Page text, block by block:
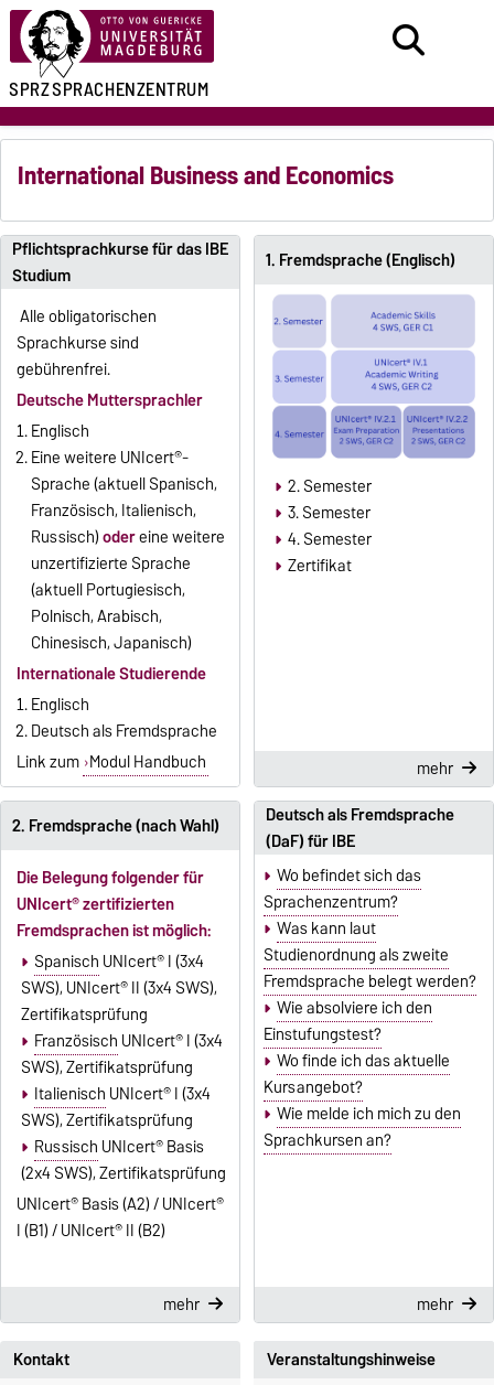
SPRZSPRACHENZENTRUM
International Business and Economics
Pflichtsprachkurse für das IBE
Studium
Alle obligatorischen
Sprachkurse sind
gebührenfrei.
Deutsche Muttersprachler
Englisch
Eine weitere UNIcert®-
Sprache (aktuell Spanisch,
Französisch, Italienisch,
Russisch)odereine weitere
unzertifizierte Sprache
(aktuell Portugiesisch,
Polnisch, Arabisch,
Chinesisch, Japanisch)
Internationale Studierende
Englisch
Deutsch als Fremdsprache
Link zum Modul Handbuch
1. Fremdsprache (Englisch)
2. Semester
3. Semester
4. Semester
Zertifikat
mehr
2. Fremdsprache (nach Wahl)
Die Belegung folgender für
UNIcert®zertifizierten
Fremdsprachen ist möglich:
Spanisch UNIcert®I (3x4
SWS), UNIcert®II (3x4 SWS),
Zertifikatsprüfung
Französisch UNIcert®I (3x4
SWS), Zertifikatsprüfung
Italienisch UNIcert®I (3x4
SWS), Zertifikatsprüfung
Russisch UNIcert®Basis
(2x4 SWS), Zertifikatsprüfung
UNIcert®Basis (A2) / UNIcert®
I (B1) / UNIcert®II (B2)
mehr
Deutsch als Fremdsprache
(DaF) für IBE
Wo befindet sich das
Sprachenzentrum?
Was kann laut
Studienordnung als zweite
Fremdsprache belegt werden?
Wie absolviere ich den
Einstufungstest?
Wo finde ich das aktuelle
Kursangebot?
Wie melde ich mich zu den
Sprachkursen an?
mehr
Kontakt
Veranstaltungshinweise